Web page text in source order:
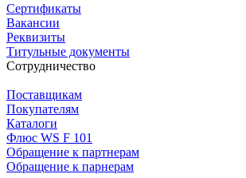
Сертификаты
Вакансии
Реквизиты
Титульные документы
Сотрудничество
Поставщикам
Покупателям
Каталоги
Флюс WS F 101
Обращение к партнерам
Обращение к парнерам